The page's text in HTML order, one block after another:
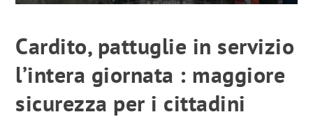
Cardito, pattuglie in servizio
l’intera giornata : maggiore
sicurezza per i cittadini